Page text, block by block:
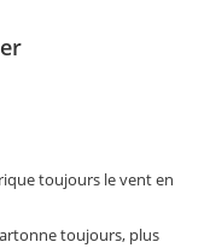
toujours le vent en
toujours, plus